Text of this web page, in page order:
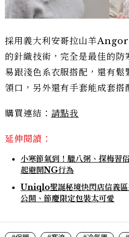
採用義大利安哥拉山羊
的針織技術，完全是最佳的防
易跟淺色系衣服搭配，還有鬆
領口，另外還有手套能成套搭
購買連結： 請點我
延伸閱讀：
小寒節氣到！臘八粥、探梅習
起避開NG行為
Uniqlo聖誕秘境快閃店信義區
公開、節慶限定包裝太可愛